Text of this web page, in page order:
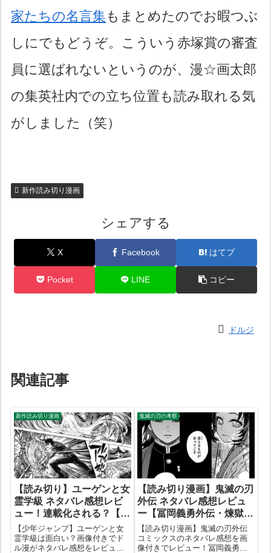
家たちの名言集 もまとめたのでお暇つぶ
しにでもどうぞ。こういう赤塚賞の審査
員に選ばれないというのが、漫☆画太郎
の集英社内での立ち位置も読み取れる気
がしました（笑）
新作読み切り漫画
シェアする
X Facebook はてブ
Pocket LINE コピー
ドルジ
関連記事
新作読み切り漫画
【読み切り】ユーゲンと女
霊学級 ネタバレ感想レビ
ュー！連載化される？【画
像あり】【附田祐斗 佐伯
俊コンビ】
【少年ジャンプ】ユーゲンと女
霊学級は面白い？画像付きでド
ル漫がネタバレ感想をレビュー
鬼滅の刃の考察
【読み切り漫画】鬼滅の刃
外伝 ネタバレ感想レビュ
ー【冨岡義勇外伝・煉獄杏
寿郎外伝・きめつのあい
ま】【平野稜二】
【読み切り漫画】鬼滅の刃外伝
コミックスのネタバレ感想を画
像付きでレビュー！冨岡義勇と